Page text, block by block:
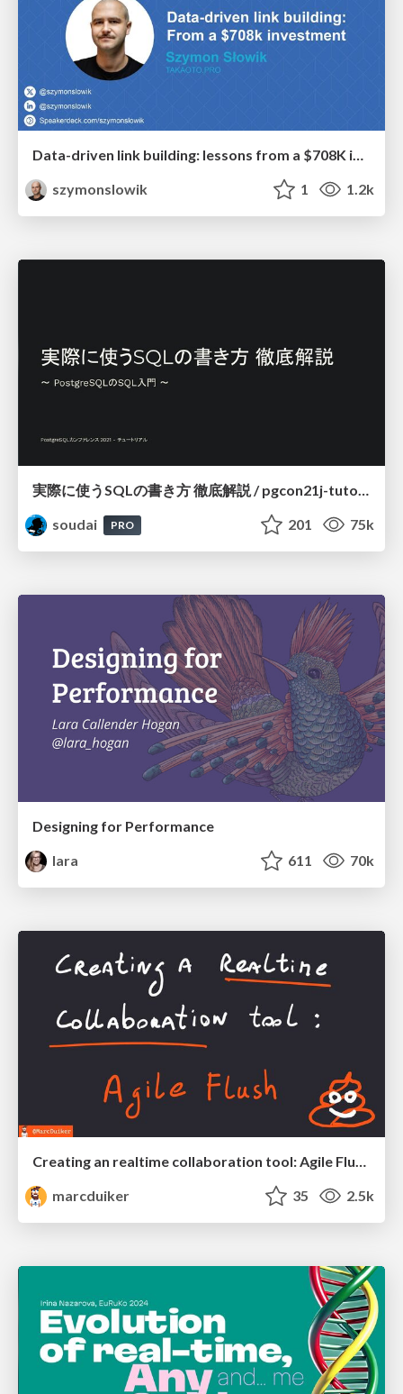
Data-driven link building: lessons from a $708K investment (BrightonSEO talk)
szymonslowik
1 1.2k
実際に使うSQLの書き方 徹底解説 / pgcon21j-tutorial
soudai
PRO 201 75k
Designing for Performance
lara
611 70k
Creating an realtime collaboration tool: Agile Flush - .NET Oxford
marcduiker
35 2.5k